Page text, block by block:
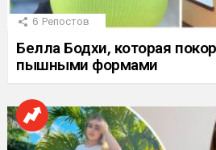
6 Репостов
Белла Бодхи, которая
пышными формами